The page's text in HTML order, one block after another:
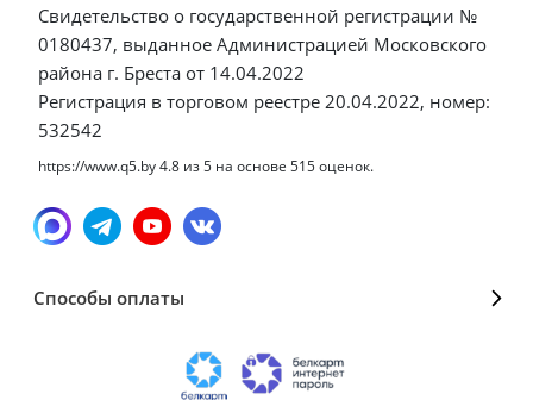
Свидетельство о государственной регистрации №
0180437, выданное Администрацией Московского
района г. Бреста от 14.04.2022
Регистрация в торговом реестре 20.04.2022, номер:
532542
https://www.q5.by4.8 из5 на основе 515оценок.
Способы оплаты